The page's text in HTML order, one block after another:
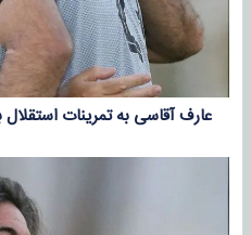
عارف آقاسی به تمرینات